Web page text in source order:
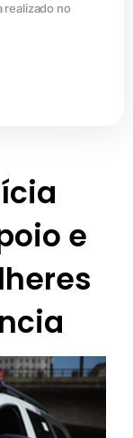
realizado no
e